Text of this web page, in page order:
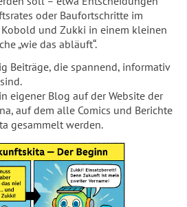
oder Baufortschritte im
und Zukki in einem kleinen
„wie das abläuft“.
Beiträge, die spannend, informativ
eigener Blog auf der Website der
auf dem alle Comics und Berichte
gesammelt werden.